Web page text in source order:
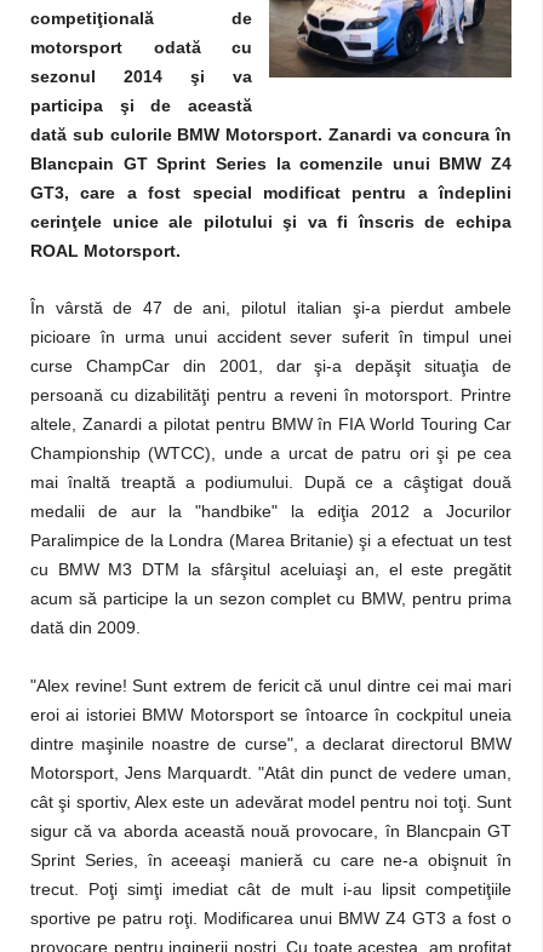
competiţională de
motorsport odată cu
sezonul 2014 şi va
participa şi de această
dată sub culorile BMW Motorsport. Zanardi va concura în
Blancpain GT Sprint Series la comenzile unui BMW Z4
GT3, care a fost special modificat pentru a îndeplini
cerinţele unice ale pilotului şi va fi înscris de echipa
ROAL Motorsport.
În vârstă de 47 de ani, pilotul italian şi-a pierdut ambele
picioare în urma unui accident sever suferit în timpul unei
curse ChampCar din 2001, dar şi-a depăşit situaţia de
persoană cu dizabilităţi pentru a reveni în motorsport. Printre
altele, Zanardi a pilotat pentru BMW în FIA World Touring Car
Championship (WTCC), unde a urcat de patru ori şi pe cea
mai înaltă treaptă a podiumului. După ce a câştigat două
medalii de aur la "handbike" la ediţia 2012 a Jocurilor
Paralimpice de la Londra (Marea Britanie) şi a efectuat un test
cu BMW M3 DTM la sfârşitul aceluiaşi an, el este pregătit
acum să participe la un sezon complet cu BMW, pentru prima
dată din 2009.
"Alex revine! Sunt extrem de fericit că unul dintre cei mai mari
eroi ai istoriei BMW Motorsport se întoarce în cockpitul uneia
dintre maşinile noastre de curse", a declarat directorul BMW
Motorsport, Jens Marquardt. "Atât din punct de vedere uman,
cât şi sportiv, Alex este un adevărat model pentru noi toţi. Sunt
sigur că va aborda această nouă provocare, în Blancpain GT
Sprint Series, în aceeaşi manieră cu care ne-a obişnuit în
trecut. Poţi simţi imediat cât de mult i-au lipsit competiţiile
sportive pe patru roţi. Modificarea unui BMW Z4 GT3 a fost o
provocare pentru inginerii noştri. Cu toate acestea, am profitat